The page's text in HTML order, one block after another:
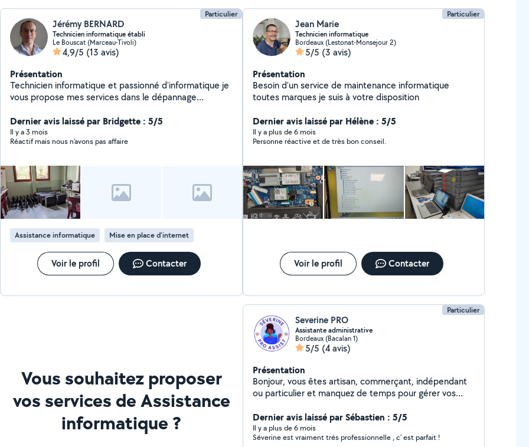
Particulier
Jérémy BERNARD
Technicien informatique établi
Le Bouscat (Marceau-Tivoli)
4,9/5 (13 avis)
Présentation
Technicien informatique et passionné d'informatique je
vous propose mes services dans le dépannage
Dernier avis laissé par Bridgette : 5/5
Il y a 3 mois
Réactif mais nous n’avons pas affaire
Assistance informatique Mise en place d'internet
Voir le profil Contacter
Particulier
Jean Marie
Technicien informatique
Bordeaux (Lestonat-Monsejour 2)
5/5 (3 avis)
Présentation
Besoin d'un service de maintenance informatique
toutes marques je suis à votre disposition
Dernier avis laissé par Hélène : 5/5
Il y a plus de 6 mois
Personne réactive et de très bon conseil.
Voir le profil Contacter
Vous souhaitez proposer
vos services de Assistance
informatique ?
Particulier
Severine PRO
Assistante administrative
Bordeaux (Bacalan 1)
5/5 (4 avis)
Présentation
Bonjour, vous êtes artisan, commerçant, indépendant
ou particulier et manquez de temps pour gérer vos
digitale et administrative avec + de 15 ans d'expérience
et je vous aide à optimiser votre gestion quotidienne
en vous libérant des tâches chronophages. # Pour les
Dernier avis laissé par Sébastien : 5/5
Il y a plus de 6 mois
Séverine est vraiment trés professionnelle , c' est parfait !